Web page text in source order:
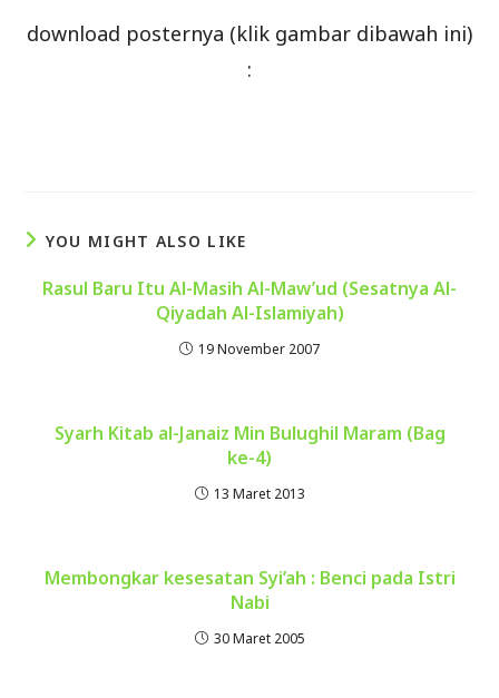
download posternya (klik gambar dibawah ini)
:
YOU MIGHT ALSO LIKE
Rasul Baru Itu Al-Masih Al-Maw’ud (Sesatnya Al-
Qiyadah Al-Islamiyah)
19 November 2007
Syarh Kitab al-Janaiz Min Bulughil Maram (Bag
ke-4)
13 Maret 2013
Membongkar kesesatan Syi’ah : Benci pada Istri
Nabi
30 Maret 2005